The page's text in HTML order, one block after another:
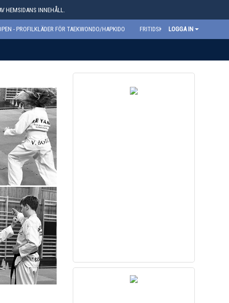
HEMSIDANS INNEHÅLL.
- PROFILKLÄDER FÖR TAEKWONDO/HAPKIDO FRITIDSKORTETLOGGA IN